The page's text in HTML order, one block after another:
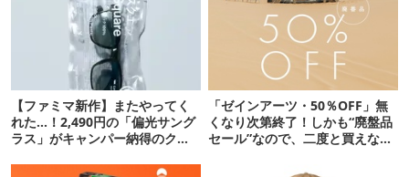
【ファミマ新作】またやってく
れた…！2,490円の「偏光サング
ラス」がキャンパー納得のクオ
「ゼインアーツ・50％OFF」無
くなり次第終了！しかも“廃盤品
セール”なので、二度と買えない